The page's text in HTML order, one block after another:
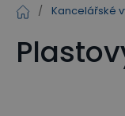
/ Kancelářské